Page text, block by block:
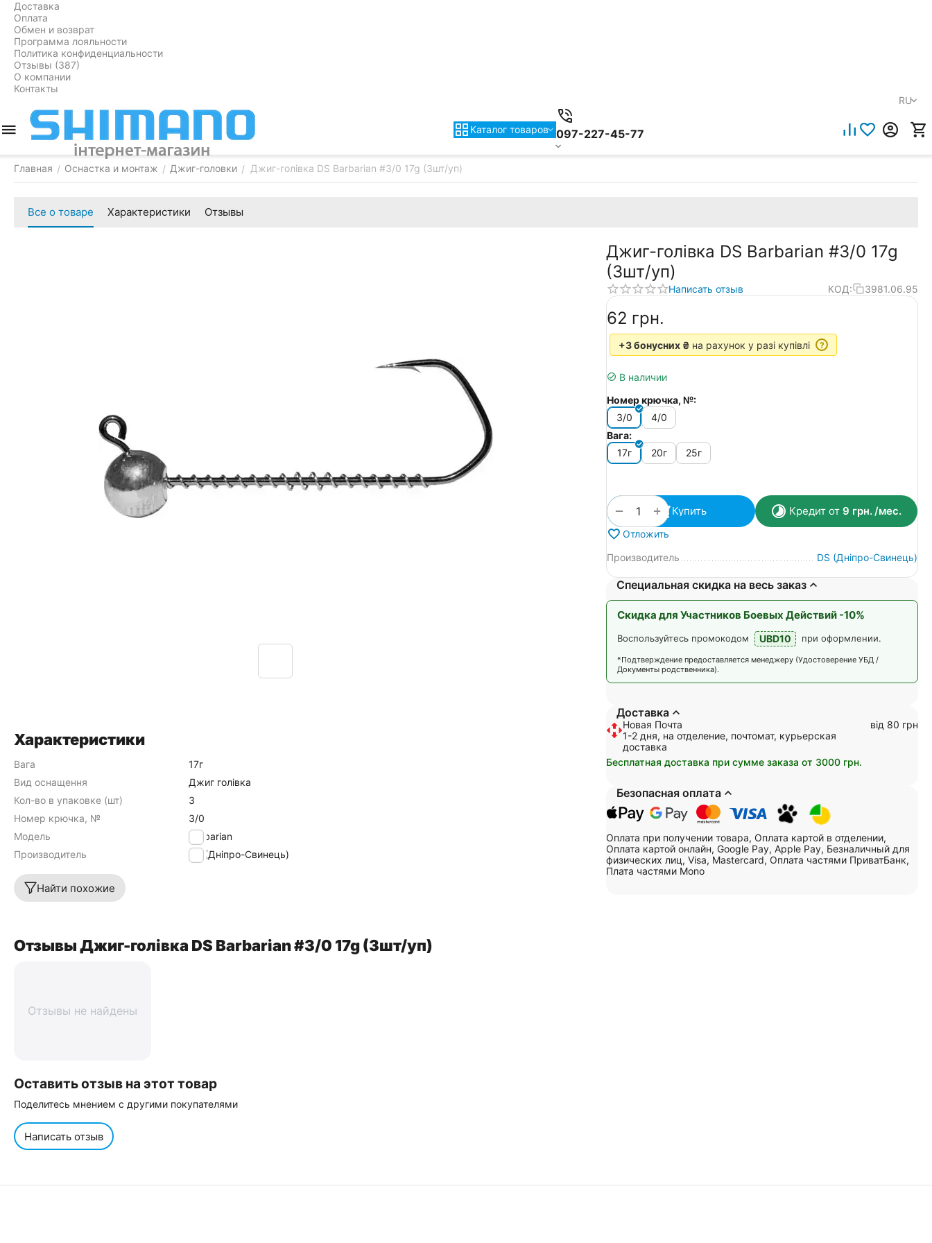
Доставка
Оплата
Обмен и возврат
Программа лояльности
Политика конфиденциальности
Отзывы (387)
О компании
Контакты
RU
Каталог товаров 097-227-45-77
Главная / Оснастка и монтаж / Джиг-головки / Джиг-голівка DS Barbarian #3/0 17g (3шт/уп)
Все о товаре Характеристики Отзывы
Джиг-голівка DS Barbarian #3/0 17g
(3шт/уп)
Написать отзыв КОД: 3981.06.95
‍62‍ грн.
+3 бонусних ₴ на рахунок у разі купівлі ?
В наличии
Номер крючка, №:
3/0
4/0
Вага:
17г
20г 25г
+
− Купить Кредит от 9 грн./мес.
Отложить
Производитель
DS (Дніпро-Свинець)
Специальная скидка на весь заказ
Скидка для Участников Боевых Действий -10%
Воспользуйтесь промокодом UBD10 при оформлении.
*Подтверждение предоставляется менеджеру (Удостоверение УБД /
Документы родственника).
Доставка
Новая Почта
1-2 дня, на отделение, почтомат, курьерская
доставка
від 80 грн
Бесплатная доставка при сумме заказа от 3000 грн.
Безопасная оплата
Оплата при получении товара, Оплата картой в отделении,
Оплата картой онлайн, Google Pay, Apple Pay, Безналичный для
физических лиц, Visa, Mastercard, Оплата частями ПриватБанк,
Плата частями Mono
Характеристики
Вага
17г
Вид оснащення
Джиг голівка
Кол-во в упаковке (шт)
3
Номер крючка, №
3/0
Модель
Barbarian
Производитель
DS (Дніпро-Свинець)
Найти похожие
Отзывы Джиг-голівка DS Barbarian #3/0 17g (3шт/уп)
Отзывы не найдены
Оставить отзыв на этот товар
Поделитесь мнением с другими покупателями
Написать отзыв